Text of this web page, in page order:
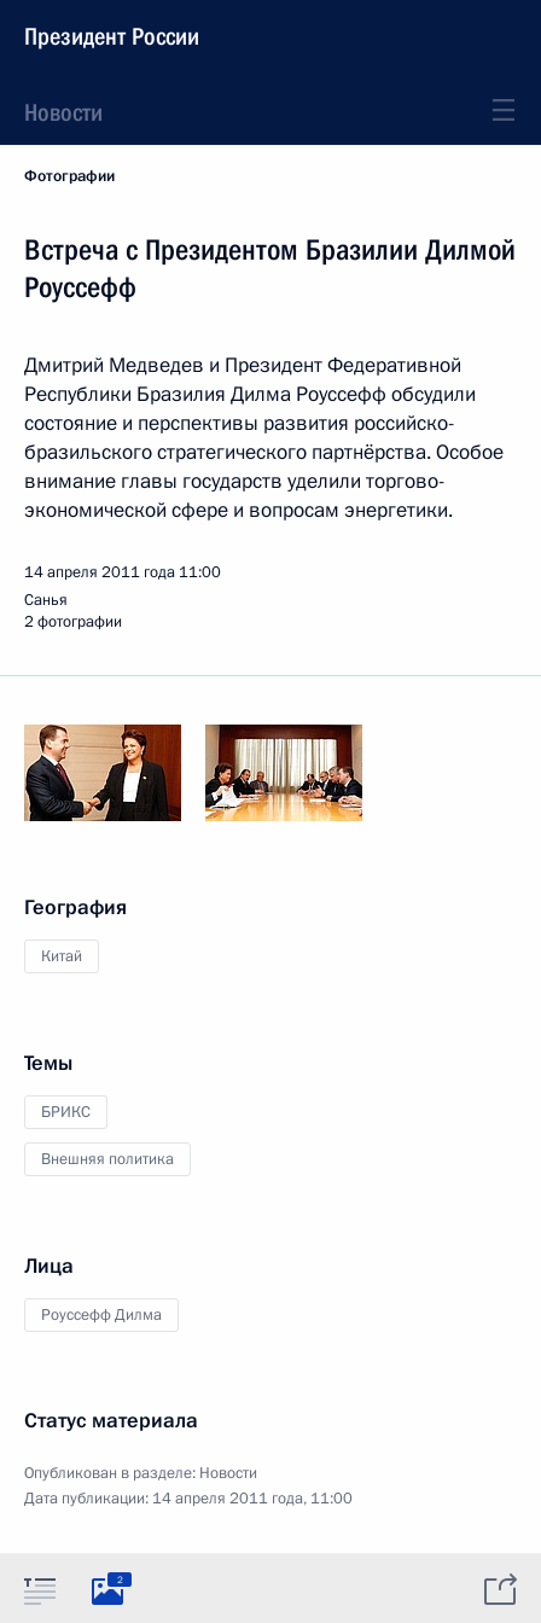
Президент России
Новости
Фотографии
Встреча с Президентом Бразилии Дилмой
Роуссефф
Дмитрий Медведев и Президент Федеративной
Республики Бразилия Дилма Роуссефф обсудили
состояние и перспективы развития российско-
бразильского стратегического партнёрства. Особое
внимание главы государств уделили торгово-
экономической сфере и вопросам энергетики.
14 апреля 2011 года 11:00
Санья
2 фотографии
География
Китай
Темы
БРИКС
Внешняя политика
Лица
Роуссефф Дилма
Статус материала
Опубликован в разделе: Новости
Дата публикации: 14 апреля 2011 года, 11:00
2